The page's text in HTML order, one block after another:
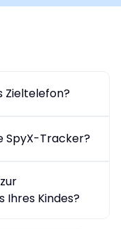
Zieltelefon?
SpyX-Tracker?
Ihres Kindes?